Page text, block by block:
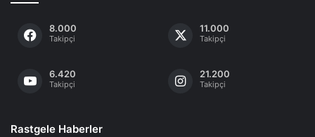
8.000
Takipçi
11.000
Takipçi
6.420
Takipçi
21.200
Takipçi
Rastgele Haberler